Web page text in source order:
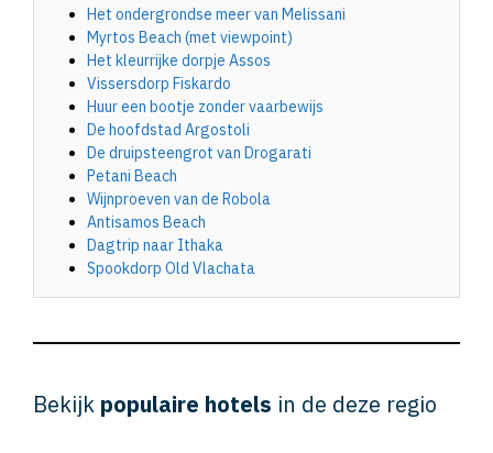
Het ondergrondse meer van Melissani
Myrtos Beach (met viewpoint)
Het kleurrijke dorpje Assos
Vissersdorp Fiskardo
Huur een bootje zonder vaarbewijs
De hoofdstad Argostoli
De druipsteengrot van Drogarati
Petani Beach
Wijnproeven van de Robola
Antisamos Beach
Dagtrip naar Ithaka
Spookdorp Old Vlachata
Bekijk populaire hotels in de deze regio